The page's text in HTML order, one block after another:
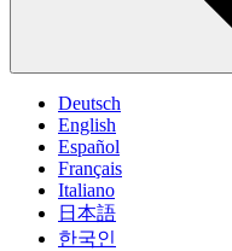
Deutsch
English
Español
Français
Italiano
日本語
한국인